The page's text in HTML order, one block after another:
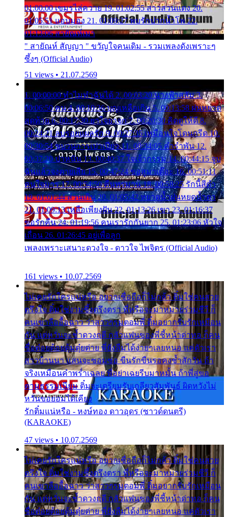
01:00:00 เขมรไล่ควาย 19. 01:02:55 สาวสวนแตง 20.
01:05:51 แอบมอง 21. 01:09:27 พบรักปากน้ำโพ 22.
01:13:06 สายัณห์เมา
" สายัณห์ สัญญา " ขวัญใจคนเดิม - รวมเพลงดังเพราะๆ
ซึ้งๆ (Official Audio)
51 views • 21.07.2569
1. 00:00:00 ทำไมทำฉันได้ 2. 00:03:20 นางฟ้าสลัม 3.
00:06:50 คน 4. 00:10:36 บุญเหลือเกิน 5. 00:13:58 ฝนหยาด
สุดท้าย 6. 00:17:30 ยาใจยาจก 7. 00:20:30 คิดดูให้ดี 8.
00:24:21 ลบรอยแผลรัก 9. 00:27:35 เหมือนใจโดนกรีด 10.
00:30:54 ขบวนการเปาเปียว 11. 00:34:05 คำรำพัน 12.
00:37:20 ปาหนัน 13. 00:40:37 ใจเจ้ากรรม 14. 00:44:15 จูบ
ฉันแล้วจงตายเสีย 15. 00:47:24 ขอสูมาเต๊อะ 16. 00:51:11
คนใจมาร 17. 00:54:50 คืนทรมาน 18. 00:58:25 รักนี้สีดำ
19. 01:01:44 ส่วนเกิน 20. 01:05:42 หยาดน้ำฝนหยดน้ำตา
21. 01:09:13 เหลือเพียงฝัน 22. 01:13:26 เขา 23. 01:16:37
ขอรักคืน 24. 01:19:56 คนเรารักกันยาก 25. 01:23:06 หัวใจ
เถื่อน 26. 01:26:45 อยู่เพื่อลูก
เพลงเพราะเสนาะดวงใจ - ดาวใจ ไพจิตร (Official Audio)
161 views • 10.07.2569
ไม่เคยรักใครแน่หรือ อยากเชื่อถือก็ไม่กล้า ติ๋มใช่คนสวย
ตรึงใจ ติ๋มใช่งามซึ้งตรึงตรา พี่หรือจะมาหมายร่วมชีวี ก็
คนเขาลืออื้อฉาว ว่าสาวๆรุมตอมพี่ ติ๋มอยากรับรักเหมือน
กัน แต่หวั่นจะช้ำดวงฤดี กลัวแฟนของพี่ชี้หน้าด่าทอ ก็คน
ชื่อต๋อยต้อยตุ้มตุ๋ยต่าย พี่ยังลืมได้ง่ายๆเลยหนอ แค่ตัวเรา
สาวบ้านนา แสนจะซอมซ่อ ขืนรักขืนรอคงช้ำสักวัน ถ้า
จริงเหมือนคำพร่ำเฉลย พี่อย่าเฉยรีบมาหมั้น ถ้าพี่สู่ขอ
ตามธรรมเนียม ติ๋มจะเตรียมรับเกลียวสัมพันธ์ ผิดหวังไม่
หวั่นขอยอมได้เคียง
รักติ๋มแน่หรือ - หงษ์ทอง ดาวอุดร (ซาวด์ดนตรี)
(KARAOKE)
47 views • 10.07.2569
ไม่เคยรักใครแน่หรือ อยากเชื่อถือก็ไม่กล้า ติ๋มใช่คนสวย
ตรึงใจ ติ๋มใช่งามซึ้งตรึงตรา พี่หรือจะมาหมายร่วมชีวี ก็
คนเขาลืออื้อฉาว ว่าสาวๆรุมตอมพี่ ติ๋มอยากรับรักเหมือน
กัน แต่หวั่นจะช้ำดวงฤดี กลัวแฟนของพี่ชี้หน้าด่าทอ ก็คน
ชื่อต๋อยต้อยตุ้มตุ๋ยต่าย พี่ยังลืมได้ง่ายๆเลยหนอ แค่ตัวเรา